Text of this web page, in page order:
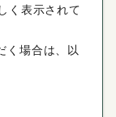
く表示されて
く場合は、以